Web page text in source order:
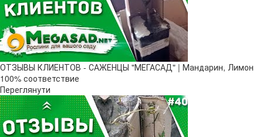
ОТЗЫВЫ КЛИЕНТОВ - САЖЕНЦЫ "МЕГАСАД" | Мандарин, Лимон
100% соответствие
Переглянути